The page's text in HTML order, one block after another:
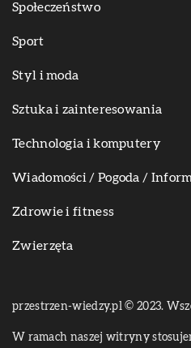
Społeczeństwo
Sport
Styl i moda
Sztuka i zainteresowania
Technologia i komputery
Wiadomości / Pogoda /
Zdrowie i fitness
Zwierzęta
przestrzen-wiedzy.pl © 2023.
W ramach naszej witryny